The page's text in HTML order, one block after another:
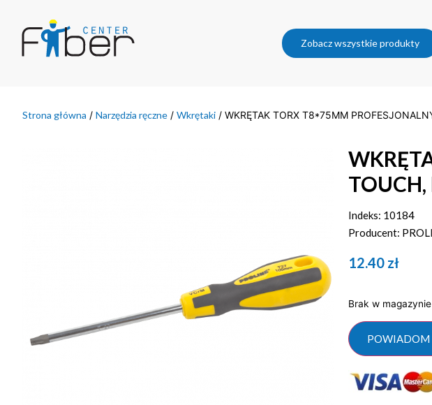
Zobacz wszystkie produkty
Strona główna / Narzędzia ręczne / Wkrętaki / WKRĘTAK TORX T8*75MM
TOUCH,
Indeks: 10184
Producent:
12.40 zł
Brak w magazynie
POWIADOM